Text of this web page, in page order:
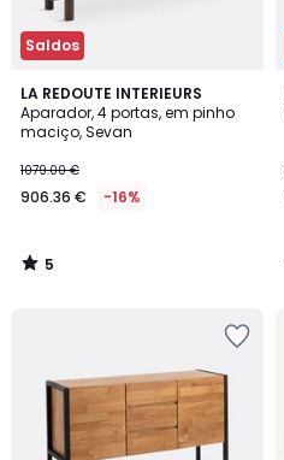
Saldos
LA REDOUTE INTERIEURS
Aparador, 4 portas, em pinho
maciço, Sevan
1079.00 €
906.36 € -16%
5
/
5
5
/